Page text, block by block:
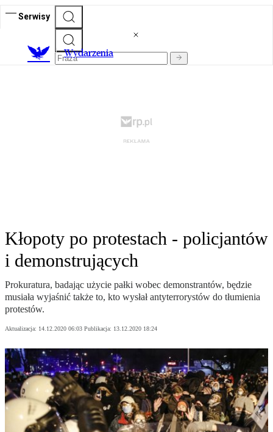
Serwisy
Wydarzenia
Kłopoty po protestach - policjantów
i demonstrujących
Prokuratura, badając użycie pałki wobec demonstrantów, będzie
musiała wyjaśnić także to, kto wysłał antyterrorystów do tłumienia
protestów.
Aktualizacja: 14.12.2020 06:03 Publikacja: 13.12.2020 18:24